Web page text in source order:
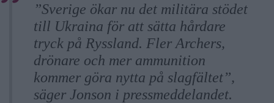
”Sverige ökar nu det militära stödet
till Ukraina för att sätta hårdare
tryck på Ryssland. Fler Archers,
drönare och mer ammunition
kommer göra nytta på slagfältet”,
säger Jonson i pressmeddelandet.